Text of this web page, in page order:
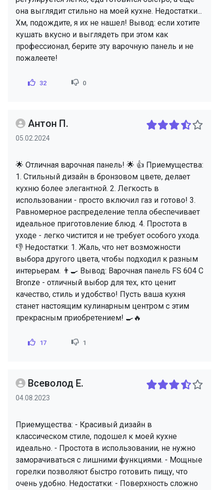
она выглядит стильно на моей кухне. Недостатки...
Хм, подождите, я их не нашел! Вывод: если хотите
кушать вкусно и выглядеть при этом как
профессионал, берите эту варочную панель и не
пожалеете!
32 0
Антон П.
05.02.2024
🌟 Отличная варочная панель! 🌟 👍 Приемущества:
1. Стильный дизайн в бронзовом цвете, делает
кухню более элегантной. 2. Легкость в
использовании - просто включил газ и готово! 3.
Равномерное распределение тепла обеспечивает
идеальное приготовление блюд. 4. Простота в
уходе - легко чистится и не требует особого ухода.
👎 Недостатки: 1. Жаль, что нет возможности
выбора другого цвета, чтобы подходил к разным
интерьерам. 👨‍🍳 Вывод: Варочная панель FS 604 C
Bronze - отличный выбор для тех, кто ценит
качество, стиль и удобство! Пусть ваша кухня
станет настоящим кулинарным центром с этим
прекрасным приобретением! 🍳🔥
17 1
Всеволод Е.
04.08.2023
Приемущества: - Красивый дизайн в
классическом стиле, подошел к моей кухне
идеально. - Простота в использовании, не нужно
заморачиваться с лишними функциями. - Мощные
горелки позволяют быстро готовить пищу, что
очень удобно. Недостатки: - Поверхность сложно